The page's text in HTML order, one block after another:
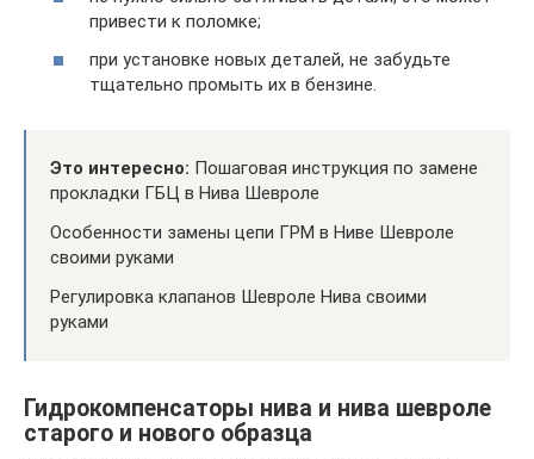
привести к поломке;
при установке новых деталей, не забудьте
тщательно промыть их в бензине.
Это интересно: Пошаговая инструкция по замене
прокладки ГБЦ в Нива Шевроле
Особенности замены цепи ГРМ в Ниве Шевроле
своими руками
Регулировка клапанов Шевроле Нива своими
руками
Гидрокомпенсаторы нива и нива шевроле
старого и нового образца